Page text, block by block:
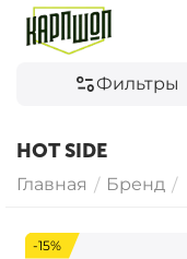
Фильтры
HOT SIDE
Главная / Бренд /
-15%